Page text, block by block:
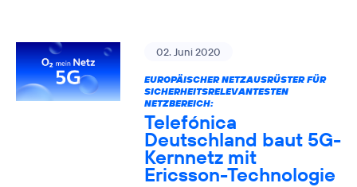
02. Juni 2020
EUROPÄISCHER NETZAUSRÜSTER FÜR
SICHERHEITSRELEVANTESTEN
NETZBEREICH:
Telefónica
Deutschland baut 5G-
Kernnetz mit
Ericsson-Technologie